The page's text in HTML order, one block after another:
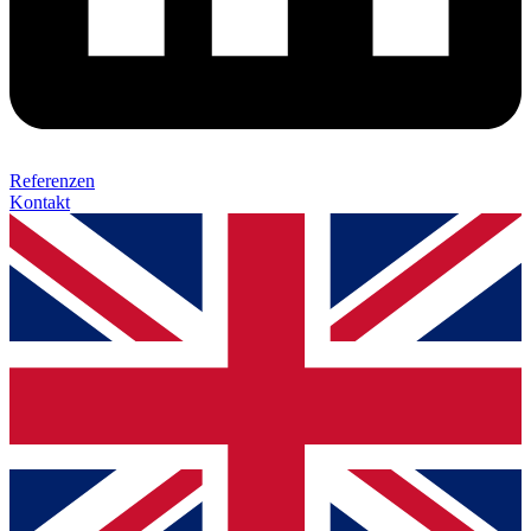
Referenzen
Kontakt